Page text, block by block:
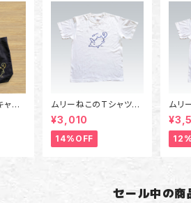
ン
ムリーねこのTシャツ
（白）Sサイズ～XLサイ
ズ
¥3,010
14%OFF
ムリ
（白
サイ
セール中の商